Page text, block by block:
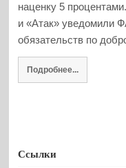
наценку 5
и «Атак» уведомили
обязательств по
Подробнее...
Ссылки